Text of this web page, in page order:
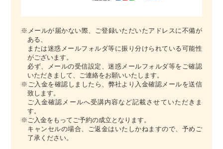
※メールが届かない際、ご登録いただいたアドレスに不備が
ある、
または迷惑メールフォルダ等に振り分けられている可能性
がございます。
必ず、メールの受信設定、迷惑メールフォルダ等をご確認
いただきまして、ご連絡をお願いいたします。
※ご入金を確認しましたら、弊社より入金確認メールを送信
致します。
ご入金確認メールへ受講内容など記載させていただきま
す。
※ご入金をもってご予約の成立となります。
キャンセルの場合、ご返金はいたしかねますので、予めご
了承ください。